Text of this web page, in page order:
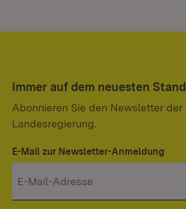
Immer auf dem neuesten Stand
Abonnieren Sie den Newsletter der
Landesregierung.
E-Mail zur Newsletter-Anmeldung